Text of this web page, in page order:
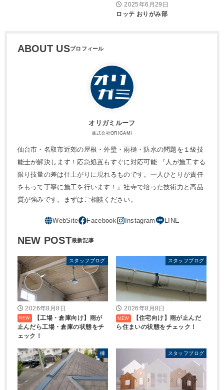
2025年6月29日
ロッテ おりがみ部
ABOUT US
オリガミルーフ
株式会社ORIGAMI
仙台市・名取市近郊の屋根・外壁・雨樋・防水の問題を１級技
能士が解決します！応急処置もすぐに対応可能 『人が施工する
限り技量の差は仕上がりに現れるものです。一人ひとりが責任
をもって丁寧に施工を行います！』社寺で培った技術力と高品
質が強みです。まずはご相談ください。
NEW POST
スタッフブログ
2026年8月8日
【工場・倉庫向け】雨が
止んだら工場・倉庫の状態をチ
ェック！
スタッフブログ
2026年8月8日
【住宅向け】雨が止んだ
ら住まいの状態をチェック！
棟 スタッフブログ